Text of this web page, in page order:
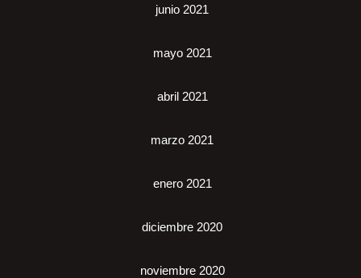
junio 2021
mayo 2021
abril 2021
marzo 2021
enero 2021
diciembre 2020
noviembre 2020